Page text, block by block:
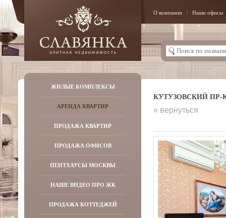
О компании Наши офисы
ЖИЛЫЕ КОМПЛЕКСЫ
АРЕНДА КВАРТИР
ПРОДАЖА КВАРТИР
ПРОДАЖА ОФИСОВ
ПЕНТХАУСЫ МОСКВЫ
НАШЕ ВИДЕО ПРО ЖК
ПРОДАЖА КОТТЕДЖЕЙ
КУТУЗОВСКИЙ ПР-
« вернуться